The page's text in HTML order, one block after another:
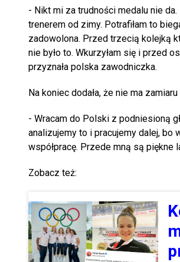
- Nikt mi za trudności medalu nie
trenerem od zimy. Potrafiłam to
zadowolona. Przed trzecią kolejką
nie było to. Wkurzyłam się i przed
przyznała polska zawodniczka.
Na koniec dodała, że nie ma
- Wracam do Polski z podniesioną
analizujemy to i pracujemy dalej,
współpracę. Przede mną są piękne
Zobacz też: